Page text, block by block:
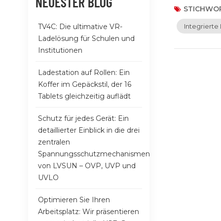
neue
Probleme,
Integrierte
TV4C: Die ultimative VR-
Ladelösung für Schulen und
Institutionen
Ladestation auf Rollen: Ein
Koffer im Gepäckstil, der 16
Tablets gleichzeitig auflädt
Schutz für jedes Gerät: Ein
detaillierter Einblick in die drei
zentralen
Spannungsschutzmechanismen
von LVSUN – OVP, UVP und
UVLO
Optimieren Sie Ihren
Arbeitsplatz: Wir präsentieren